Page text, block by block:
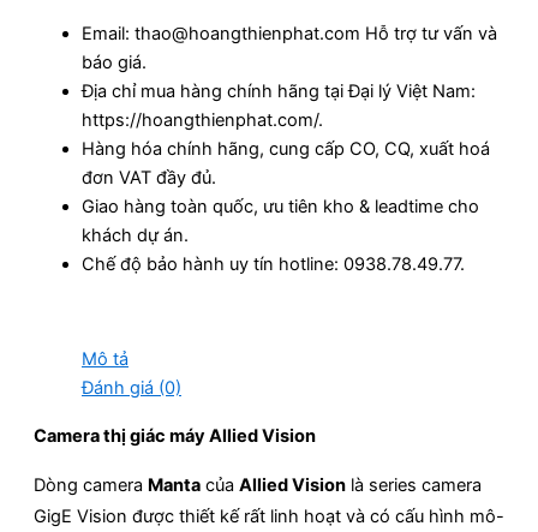
Email: thao@hoangthienphat.com Hỗ trợ tư vấn và
báo giá.
Địa chỉ mua hàng chính hãng tại Đại lý Việt Nam:
https://hoangthienphat.com/.
Hàng hóa chính hãng, cung cấp CO, CQ, xuất hoá
đơn VAT đầy đủ.
Giao hàng toàn quốc, ưu tiên kho & leadtime cho
khách dự án.
Chế độ bảo hành uy tín hotline: 0938.78.49.77.
Mô tả
Đánh giá (0)
Camera thị giác máy Allied Vision
Dòng camera Manta của Allied Vision là series camera
GigE Vision được thiết kế rất linh hoạt và có cấu hình mô-